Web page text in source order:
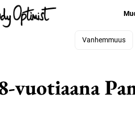
Vanhemmuus
vuotiaana